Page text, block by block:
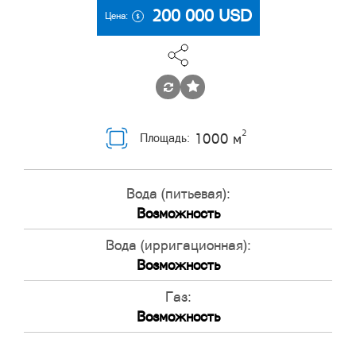
Цена: 200 000 USD
Площадь: 1000 м2
Вода (питьевая):
Возможность
Вода (ирригационная):
Возможность
Газ:
Возможность